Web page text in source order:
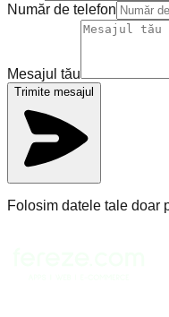
Număr de telefon
Mesajul tău
Trimite mesajul
Folosim datele tale doar